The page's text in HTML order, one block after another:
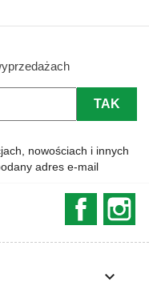
nowościach i innych
adres e-mail
